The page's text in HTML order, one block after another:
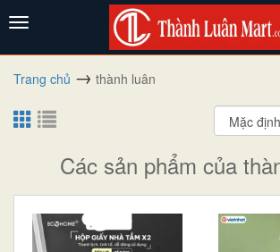
Trang chủ thành luân
Các sản phẩm của